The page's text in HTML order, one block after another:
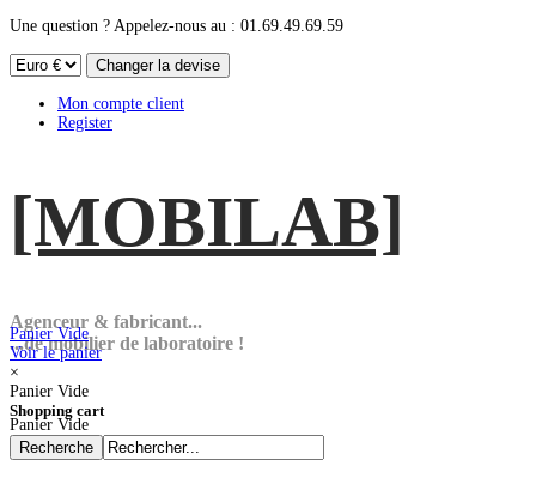
Une question ? Appelez-nous au : 01.69.49.69.59
Mon compte client
Register
[MOBILAB]
Agenceur & fabricant...
...de mobilier de laboratoire !
Panier Vide
Voir le panier
×
Panier Vide
Shopping cart
Panier Vide